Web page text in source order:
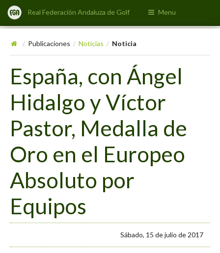
Real Federación Andaluza de Golf Menu
/ Publicaciones / Noticias / Noticia
España, con Ángel
Hidalgo y Víctor
Pastor, Medalla de
Oro en el Europeo
Absoluto por
Equipos
Sábado, 15 de julio de 2017